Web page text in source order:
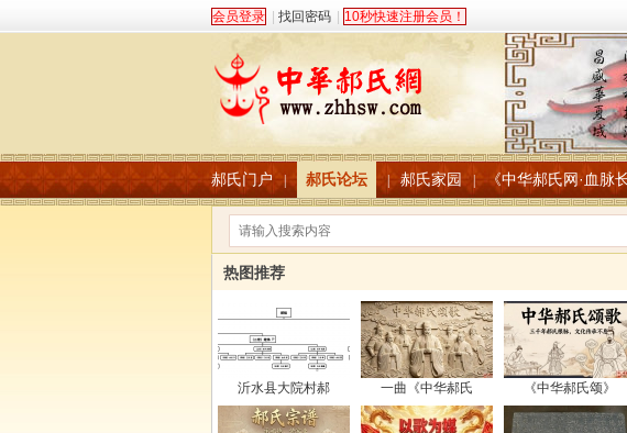
会员登录 找回密码 10秒快速注册会员！
郝氏门户 | 郝氏论坛 郝氏家园 《中华郝氏网·血脉
热图推荐
沂水县大院村郝 一曲《中华郝氏 《中华郝氏颂》